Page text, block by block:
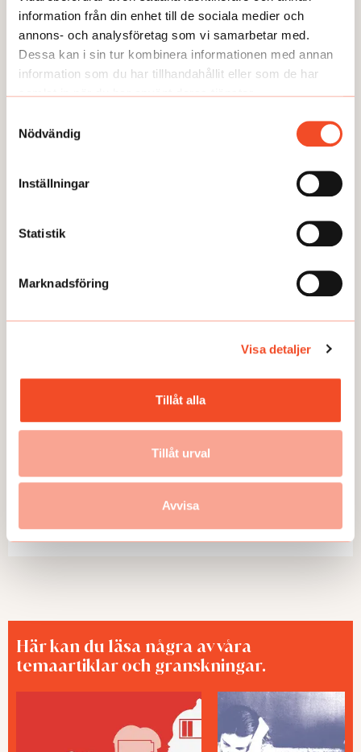
information från din enhet till de sociala medier och
annons- och analysföretag som vi samarbetar med.
Dessa kan i sin tur kombinera informationen med annan
information som du har tillhandahållit eller som de har
samlat in när du har använt deras tjänster.
Nödvändig
Inställningar
Statistik
Marknadsföring
Visa detaljer
Tillåt alla
Tillåt urval
Avvisa
NYHETER
Publicerad:
Kamerasystem hos UPS skapar stress
Publicerad:2026-05-25
Här kan du läsa några av våra
temaartiklar och granskningar.